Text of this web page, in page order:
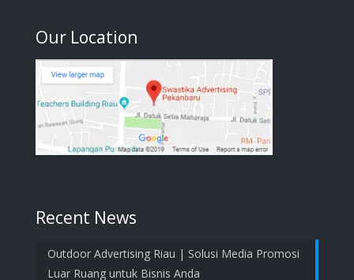
Our Location
Recent News
Outdoor Advertising Riau | Solusi Media Promosi
Luar Ruang untuk Bisnis Anda